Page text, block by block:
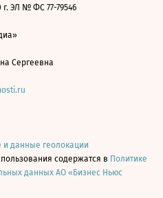
г. ЭЛ № ФС 77-79546
Сергеевна
и данные геолокации
содержатся в Политике
данных АО «Бизнес Ньюс